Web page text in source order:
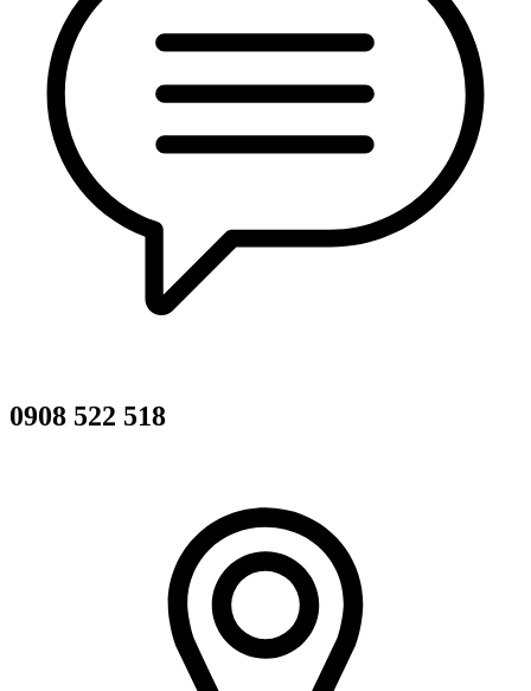
0908 522 518